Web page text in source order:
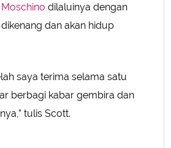
Moschino dilaluinya dengan
dan akan hidup
saya terima selama satu
berbagi kabar gembira dan
tulis Scott.